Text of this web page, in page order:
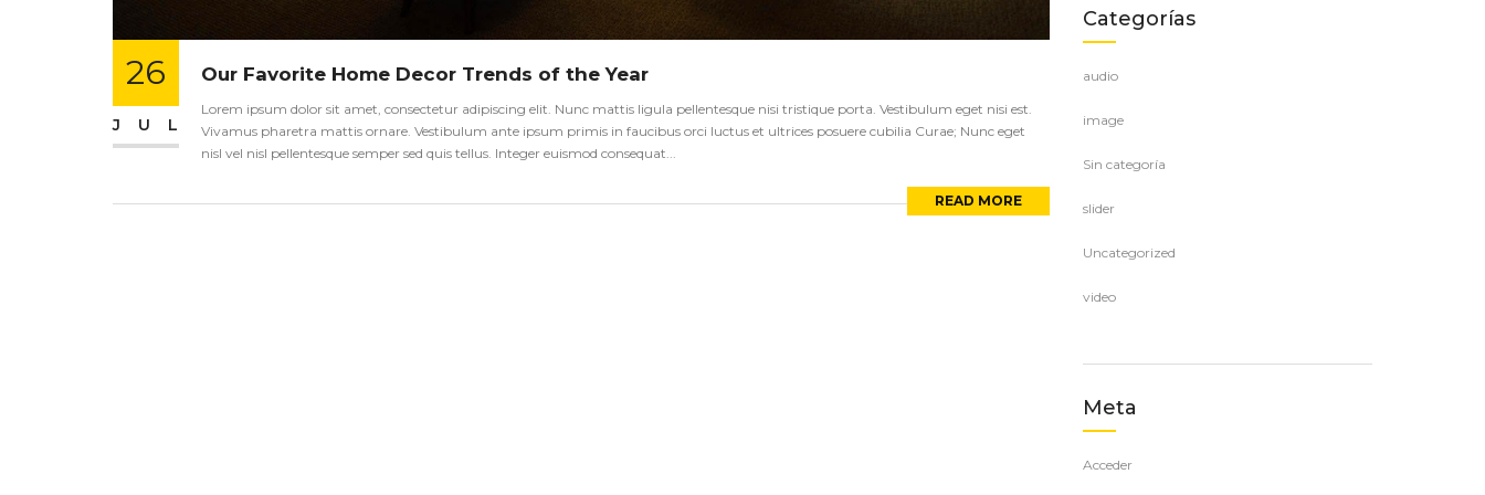
26
JUL
Our Favorite Home Decor Trends of the Year
Lorem ipsum dolor sit amet, consectetur adipiscing elit. Nunc mattis ligula pellentesque nisi tristique porta. Vestibulum eget nisi est.
Vivamus pharetra mattis ornare. Vestibulum ante ipsum primis in faucibus orci luctus et ultrices posuere cubilia Curae; Nunc eget
nisl vel nisl pellentesque semper sed quis tellus. Integer euismod consequat...
READ MORE
Categorías
audio
image
Sin categoría
slider
Uncategorized
video
Meta
Acceder